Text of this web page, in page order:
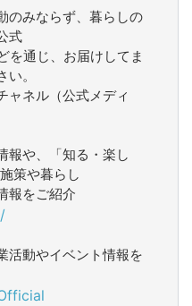
のみならず、暮らしの
式
を通じ、お届けしてま
。
ャネル（公式メディ
報や、「知る・楽し
策や暮らし
報をご紹介
活動やイベント情報を